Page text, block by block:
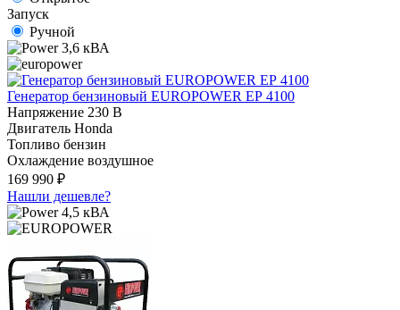
Запуск
Ручной
3,6 кВА
Генератор бензиновый EUROPOWER ЕР 4100
Напряжение 230 В
Двигатель Honda
Топливо бензин
Охлаждение воздушное
169 990 ₽
Нашли дешевле?
4,5 кВА